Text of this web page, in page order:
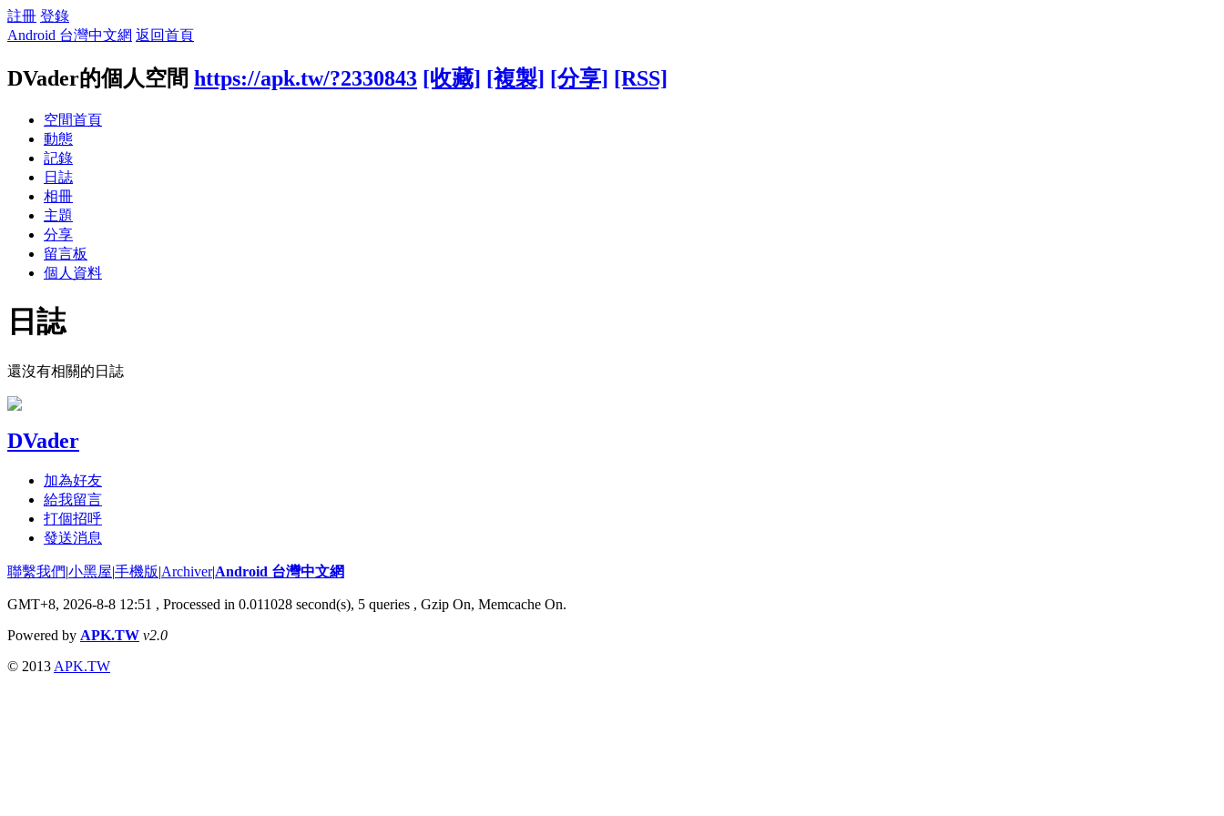
註冊 登錄
Android 台灣中文網 返回首頁
DVader的個人空間 https://apk.tw/?2330843 [收藏] [複製] [分享] [RSS]
空間首頁
動態
記錄
日誌
相冊
主題
分享
留言板
個人資料
日誌
還沒有相關的日誌
DVader
加為好友
給我留言
打個招呼
發送消息
聯繫我們|小黑屋|手機版|Archiver|Android 台灣中文網
GMT+8, 2026-8-8 12:51 , Processed in 0.011028 second(s), 5 queries , Gzip On, Memcache On.
Powered by APK.TW v2.0
© 2013 APK.TW